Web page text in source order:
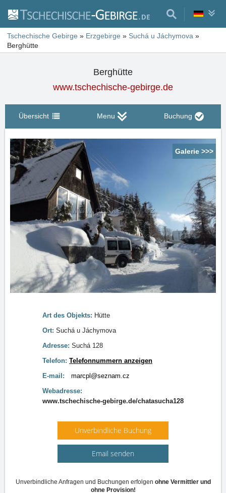
Tschechische Gebirge » Erzgebirge » Suchá u Jáchymova »
Berghütte
Berghütte
www.tschechische-gebirge.de
Übersicht Menu Buchung
Galerie >>>
Art des Objekts: Hütte
Ort: Suchá u Jáchymova
Adresse: Suchá 128
Telefon: Telefonnummern anzeigen
E-mail:
marcpl@seznam.cz
Webadresse:
www.tschechische-gebirge.de/chatasucha128
Unverbindliche Buchung
Email senden
Unverbindliche Anfragen und Buchungen erfolgen ohne Vermittler und
ohne Provision!